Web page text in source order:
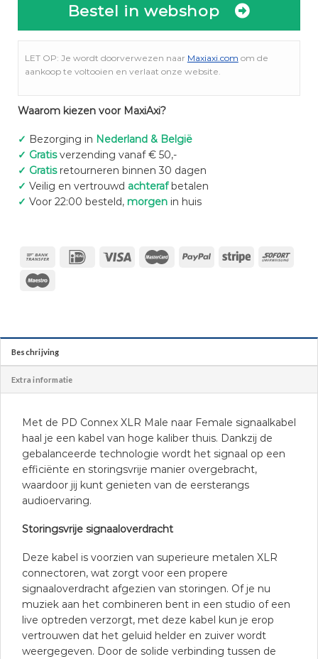
Bestel in webshop
LET OP: Je wordt doorverwezen naar Maxiaxi.com om de
aankoop te voltooien en verlaat onze website.
Waarom kiezen voor MaxiAxi?
✓ Bezorging in Nederland & België
✓ Gratisverzending vanaf € 50,-
✓ Gratisretourneren binnen 30 dagen
✓ Veilig en vertrouwd achterafbetalen
✓ Voor 22:00 besteld, morgenin huis
Beschrijving
Extra informatie
Met de PD Connex XLR Male naar Female signaalkabel
haal je een kabel van hoge kaliber thuis. Dankzij de
gebalanceerde technologie wordt het signaal op een
efficiënte en storingsvrije manier overgebracht,
waardoor jij kunt genieten van de eersterangs
audioervaring.
Storingsvrije signaaloverdracht
Deze kabel is voorzien van superieure metalen XLR
connectoren, wat zorgt voor een propere
signaaloverdracht afgezien van storingen. Of je nu
muziek aan het combineren bent in een studio of een
live optreden verzorgt, met deze kabel kun je erop
vertrouwen dat het geluid helder en zuiver wordt
weergegeven. Door de solide verbinding tussen de